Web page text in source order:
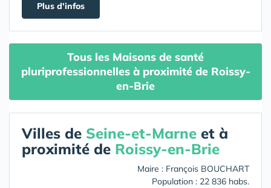
Plus d'infos
Tous les Maisons de santé
pluriprofessionnelles à proximité de Roissy-
en-Brie
Villes de Seine-et-Marne et à
proximité de Roissy-en-Brie
Maire : François BOUCHART
Population : 22 836 habs.